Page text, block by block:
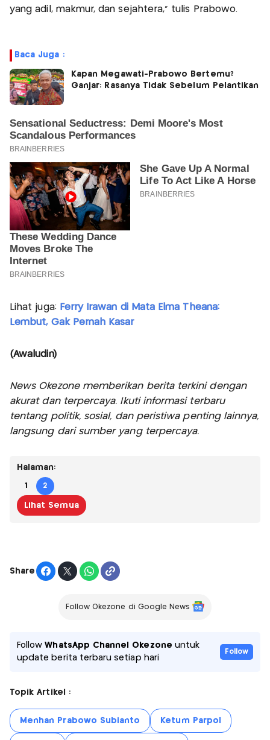
yang adil, makmur, dan sejahtera," tulis Prabowo.
Baca Juga :
Kapan Megawati-Prabowo Bertemu?
Ganjar: Rasanya Tidak Sebelum Pelantikan
Lihat juga: Ferry Irawan di Mata Elma Theana:
Lembut, Gak Pernah Kasar
(Awaludin)
News Okezone memberikan berita terkini dengan
akurat dan terpercaya. Ikuti informasi terbaru
tentang politik, sosial, dan peristiwa penting lainnya,
langsung dari sumber yang terpercaya.
Halaman:
1 2
Lihat Semua
Share
Follow Okezone di Google News
FollowWhatsApp Channel Okezone untuk
update berita terbaru setiap hari
Follow
Topik Artikel :
Menhan Prabowo Subianto Ketum Parpol